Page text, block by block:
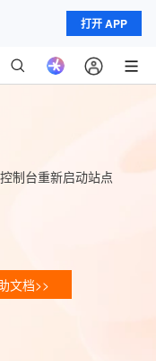
打开 APP
制台重新启动站点
文档>>